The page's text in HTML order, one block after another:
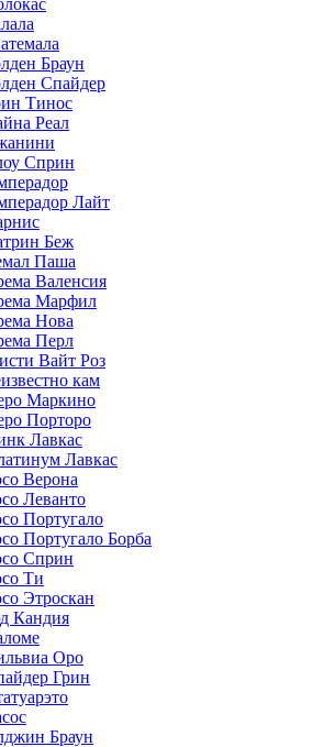
Браун
Спайдер
Тинос
Реал
Сприн
Лайт
Беж
Паша
Валенсия
Марфил
Нова
Перл
Вайт Роз
кам
Маркино
Порторо
Лавкаc
Лавкас
Верона
Леванто
Португало
Португало Борба
Сприн
Ти
Этроскан
Кандия
Оро
Грин
Браун